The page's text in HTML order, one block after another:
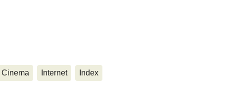
Cinema Internet Index